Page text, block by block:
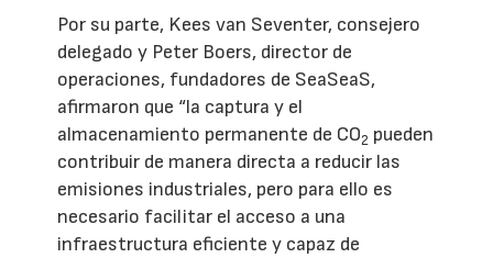
Por su parte, Kees van Seventer, consejero
delegado y Peter Boers, director de
operaciones, fundadores de SeaSeaS,
afirmaron que “la captura y el
almacenamiento permanente de CO2 pueden
contribuir de manera directa a reducir las
emisiones industriales, pero para ello es
necesario facilitar el acceso a una
infraestructura eficiente y capaz de